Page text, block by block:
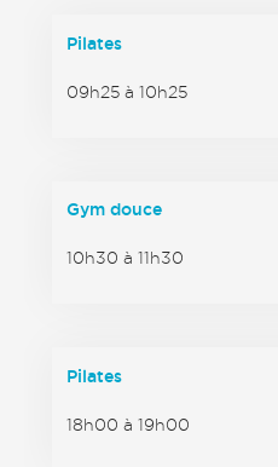
Pilates
09h25 à 10h25
Gym douce
10h30 à 11h30
Pilates
18h00 à 19h00